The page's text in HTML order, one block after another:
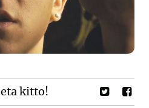
eta kitto!